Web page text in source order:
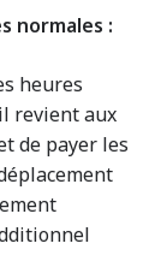
normales :
heures
revient aux
de payer les